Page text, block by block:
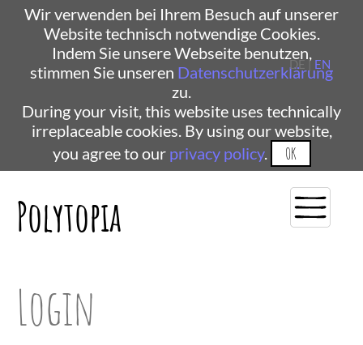
Wir verwenden bei Ihrem Besuch auf unserer
Website technisch notwendige Cookies.
Indem Sie unsere Webseite benutzen,
stimmen Sie unseren Datenschutzerklärung
zu.
During your visit, this website uses technically
irreplaceable cookies. By using our website,
you agree to our privacy policy. OK
Polytopia
DE | EN
Login